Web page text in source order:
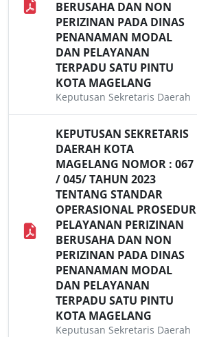
BERUSAHA DAN NON
PERIZINAN PADA DINAS
PENANAMAN MODAL
DAN PELAYANAN
TERPADU SATU PINTU
KOTA MAGELANG
Keputusan Sekretaris Daerah
KEPUTUSAN SEKRETARIS
DAERAH KOTA
MAGELANG NOMOR : 067
/ 045/ TAHUN 2023
TENTANG STANDAR
OPERASIONAL PROSEDUR
PELAYANAN PERIZINAN
BERUSAHA DAN NON
PERIZINAN PADA DINAS
PENANAMAN MODAL
DAN PELAYANAN
TERPADU SATU PINTU
KOTA MAGELANG
Keputusan Sekretaris Daerah